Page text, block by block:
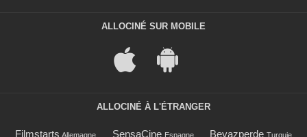
ALLOCINÉ SUR MOBILE
ALLOCINÉ À L'ÉTRANGER
Filmstarts Allemagne SensaCine Espagne Beyazperde Turquie